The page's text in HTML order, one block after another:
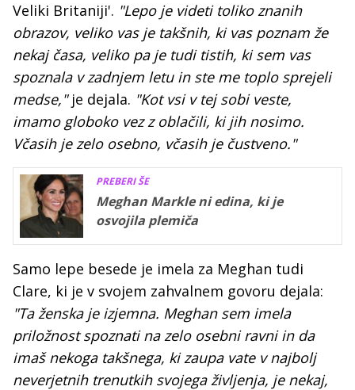
Veliki Britaniji'. "Lepo je videti toliko znanih
obrazov, veliko vas je takšnih, ki vas poznam že
nekaj časa, veliko pa je tudi tistih, ki sem vas
spoznala v zadnjem letu in ste me toplo sprejeli
medse," je dejala. "Kot vsi v tej sobi veste,
imamo globoko vez z oblačili, ki jih nosimo.
Včasih je zelo osebno, včasih je čustveno."
PREBERI ŠE
Meghan Markle ni edina, ki je
osvojila plemiča
Samo lepe besede je imela za Meghan tudi
Clare, ki je v svojem zahvalnem govoru dejala:
"Ta ženska je izjemna. Meghan sem imela
priložnost spoznati na zelo osebni ravni in da
imaš nekoga takšnega, ki zaupa vate v najbolj
neverjetnih trenutkih svojega življenja, je nekaj,